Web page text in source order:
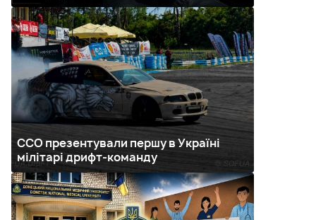
ССО презентували першу в Україні
мілітарі дрифт-команду